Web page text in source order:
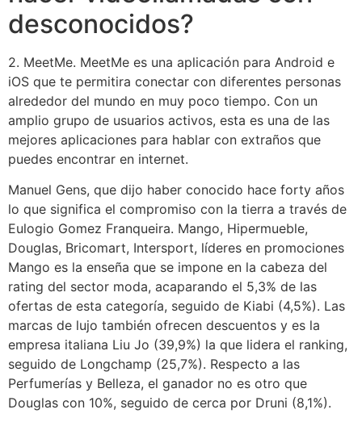
desconocidos?
2. MeetMe. MeetMe es una aplicación para Android e
iOS que te permitira conectar con diferentes personas
alrededor del mundo en muy poco tiempo. Con un
amplio grupo de usuarios activos, esta es una de las
mejores aplicaciones para hablar con extraños que
puedes encontrar en internet.
Manuel Gens, que dijo haber conocido hace forty años
lo que significa el compromiso con la tierra a través de
Eulogio Gomez Franqueira. Mango, Hipermueble,
Douglas, Bricomart, Intersport, líderes en promociones
Mango es la enseña que se impone en la cabeza del
rating del sector moda, acaparando el 5,3% de las
ofertas de esta categoría, seguido de Kiabi (4,5%). Las
marcas de lujo también ofrecen descuentos y es la
empresa italiana Liu Jo (39,9%) la que lidera el ranking,
seguido de Longchamp (25,7%). Respecto a las
Perfumerías y Belleza, el ganador no es otro que
Douglas con 10%, seguido de cerca por Druni (8,1%).